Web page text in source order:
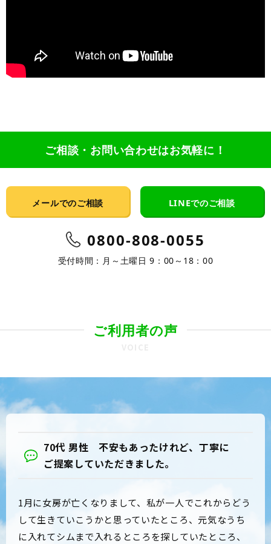
ご相談・お問い合わせはお気軽に！
メールでのご相談 LINEでのご相談
0800-808-0055
受付時間：月～土曜日 9：00～18：00
ご利用者の声
70代 男性 不安もあったけれど、丁寧に
ご提案していただきました。
1月に女房が亡くなりまして、私が一人でこれからどう
して生きていこうかと思っていたところ、元気なうち
に入れてシムまで入れるところを探していたところ、